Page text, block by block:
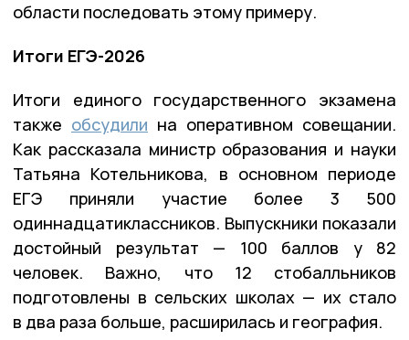
области последовать этому примеру.
Итоги ЕГЭ-2026
Итоги единого государственного экзамена
также обсудили на оперативном совещании.
Как рассказала министр образования и науки
Татьяна Котельникова, в основном периоде
ЕГЭ приняли участие более 3 500
одиннадцатиклассников. Выпускники показали
достойный результат — 100 баллов у 82
человек. Важно, что 12 стобалльников
подготовлены в сельских школах — их стало
в два раза больше, расширилась и география.